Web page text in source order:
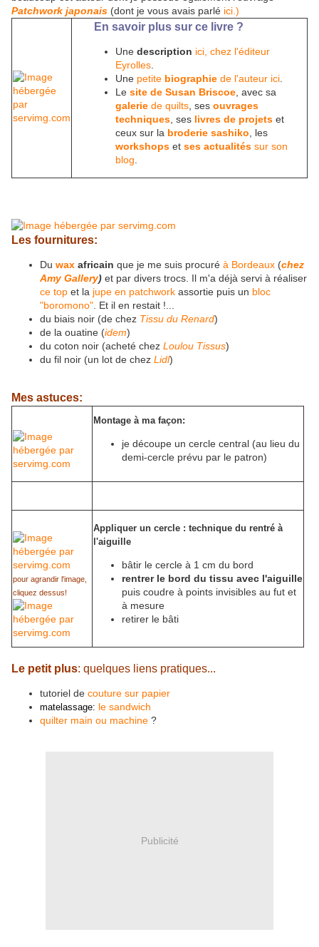
Patchwork japonais (dont je vous avais parlé ici.)
En savoir plus sur ce livre ?
Une description ici, chez l'éditeur
Eyrolles
Une petite biographie de l'auteur ici
Le site de Susan Briscoe , avec sa
galerie de quilts , ses ouvrages
techniques , ses livres de projets et
ceux sur la broderie sashiko , les
workshops et ses actualités sur son
blog
Les fournitures:
Du wax africain que je me suis procuré à Bordeaux (chez
Amy Gallery) et par divers trocs. Il m'a déjà servi à réaliser
ce top et la jupe en patchwork assortie puis un bloc
"boromono" . Et il en restait !...
du biais noir (de chez Tissu du Renard)
de la ouatine (idem)
du coton noir (acheté chez Loulou Tissus)
du fil noir (un lot de chez Lidl)
Mes astuces:
Montage à ma façon:
je découpe un cercle central (au lieu du
demi-cercle prévu par le patron)
pour agrandir l'image,
cliquez dessus!
Appliquer un cercle : technique du rentré à
l'aiguille
bâtir le cercle à 1 cm du bord
rentrer le bord du tissu avec l'aiguille
puis coudre à points invisibles au fut et
à mesure
retirer le bâti
Le petit plus: quelques liens pratiques...
tutoriel de couture sur papier
matelassage: le sandwich
quilter main ou machine ?
Publicité